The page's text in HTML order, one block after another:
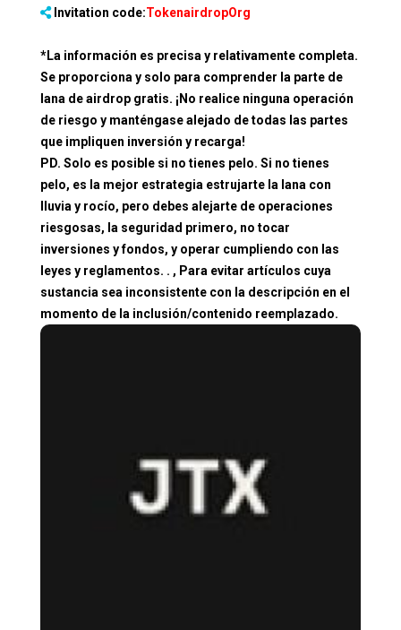
Invitation code:TokenairdropOrg
*La información es precisa y relativamente completa.
Se proporciona y solo para comprender la parte de
lana de airdrop gratis. ¡No realice ninguna operación
de riesgo y manténgase alejado de todas las partes
que impliquen inversión y recarga!
PD. Solo es posible si no tienes pelo. Si no tienes
pelo, es la mejor estrategia estrujarte la lana con
lluvia y rocío, pero debes alejarte de operaciones
riesgosas, la seguridad primero, no tocar
inversiones y fondos, y operar cumpliendo con las
leyes y reglamentos. . , Para evitar artículos cuya
sustancia sea inconsistente con la descripción en el
momento de la inclusión/contenido reemplazado.